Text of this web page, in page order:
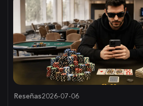
Reseñas2026-07-06